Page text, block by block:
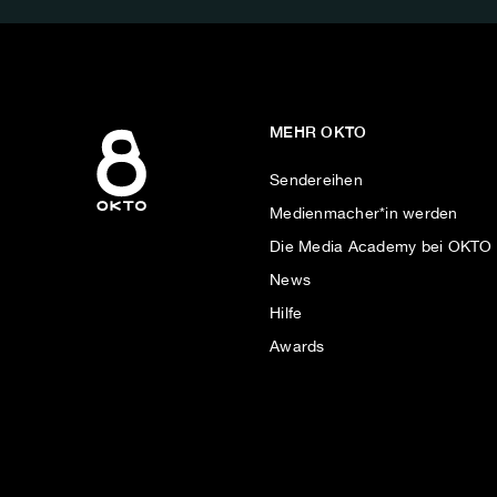
MEHR OKTO
Sendereihen
Medienmacher*in werden
Die Media Academy bei OKTO
News
Hilfe
Awards